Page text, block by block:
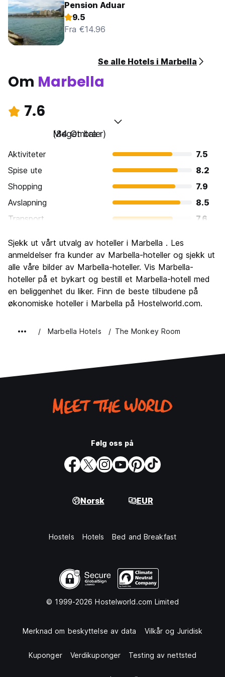
Pension Aduar
9.5
Fra €14.96
Se alle Hotels i Marbella
Om Marbella
7.6
Meget bra
(84 Omtaler)
Aktiviteter
7.5
Spise ute
8.2
Shopping
7.9
Avslapning
8.5
Transport
7.6
Kultur
6.9
Feste
Verdi for pengene
6.9
Sjekk ut vårt utvalg av hoteller i Marbella . Les
anmeldelser fra kunder av Marbella-hoteller og sjekk ut
alle våre bilder av Marbella-hoteller. Vis Marbella-
hoteller på et bykart og bestill et Marbella-hotell med
en beliggenhet du liker. Finn de beste tilbudene på
økonomiske hoteller i Marbella på Hostelworld.com.
Marbella Hotels The Monkey Room
Følg oss på
Norsk EUR
Hostels Hotels Bed and Breakfast
© 1999-2026 Hostelworld.com Limited
Merknad om beskyttelse av data Vilkår og Juridisk
Kuponger Verdikuponger Testing av nettsted